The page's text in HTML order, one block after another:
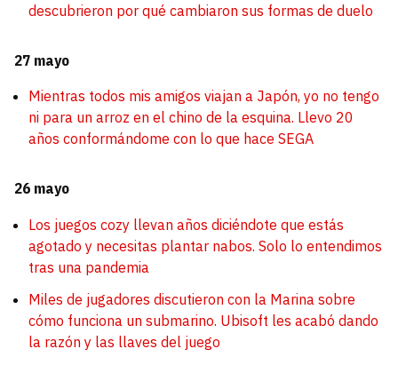
descubrieron por qué cambiaron sus formas de duelo
27 mayo
Mientras todos mis amigos viajan a Japón, yo no tengo
ni para un arroz en el chino de la esquina. Llevo 20
años conformándome con lo que hace SEGA
26 mayo
Los juegos cozy llevan años diciéndote que estás
agotado y necesitas plantar nabos. Solo lo entendimos
tras una pandemia
Miles de jugadores discutieron con la Marina sobre
cómo funciona un submarino. Ubisoft les acabó dando
la razón y las llaves del juego